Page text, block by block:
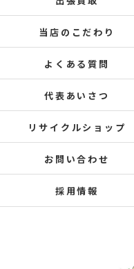
当店のこだわり
よくある質問
代表あいさつ
リサイクルショップ
お問い合わせ
採用情報